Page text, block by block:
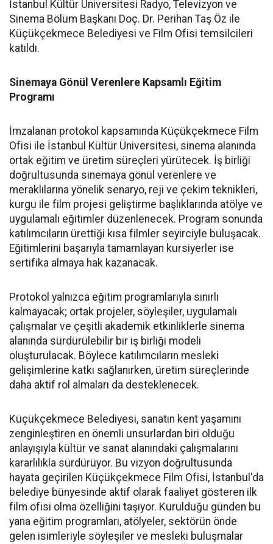
İstanbul Kültür Üniversitesi Radyo, Televizyon ve
Sinema Bölüm Başkanı Doç. Dr. Perihan Taş Öz ile
Küçükçekmece Belediyesi ve Film Ofisi temsilcileri
katıldı.
Sinemaya Gönül Verenlere Kapsamlı Eğitim
Programı
İmzalanan protokol kapsamında Küçükçekmece Film
Ofisi ile İstanbul Kültür Üniversitesi, sinema alanında
ortak eğitim ve üretim süreçleri yürütecek. İş birliği
doğrultusunda sinemaya gönül verenlere ve
meraklılarına yönelik senaryo, reji ve çekim teknikleri,
kurgu ile film projesi geliştirme başlıklarında atölye ve
uygulamalı eğitimler düzenlenecek. Program sonunda
katılımcıların ürettiği kısa filmler seyirciyle buluşacak.
Eğitimlerini başarıyla tamamlayan kursiyerler ise
sertifika almaya hak kazanacak.
Protokol yalnızca eğitim programlarıyla sınırlı
kalmayacak; ortak projeler, söyleşiler, uygulamalı
çalışmalar ve çeşitli akademik etkinliklerle sinema
alanında sürdürülebilir bir iş birliği modeli
oluşturulacak. Böylece katılımcıların mesleki
gelişimlerine katkı sağlanırken, üretim süreçlerinde
daha aktif rol almaları da desteklenecek.
Küçükçekmece Belediyesi, sanatın kent yaşamını
zenginleştiren en önemli unsurlardan biri olduğu
anlayışıyla kültür ve sanat alanındaki çalışmalarını
kararlılıkla sürdürüyor. Bu vizyon doğrultusunda
hayata geçirilen Küçükçekmece Film Ofisi, İstanbul'da
belediye bünyesinde aktif olarak faaliyet gösteren ilk
film ofisi olma özelliğini taşıyor. Kurulduğu günden bu
yana eğitim programları, atölyeler, sektörün önde
gelen isimleriyle söyleşiler ve mesleki buluşmalar